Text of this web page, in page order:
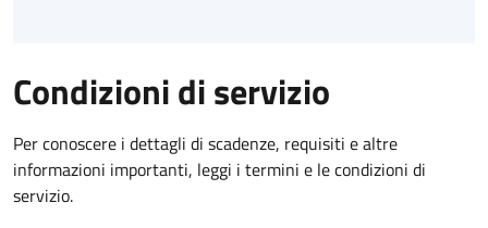
Condizioni di servizio
Per conoscere i dettagli di scadenze, requisiti e altre
informazioni importanti, leggi i termini e le condizioni di
servizio.